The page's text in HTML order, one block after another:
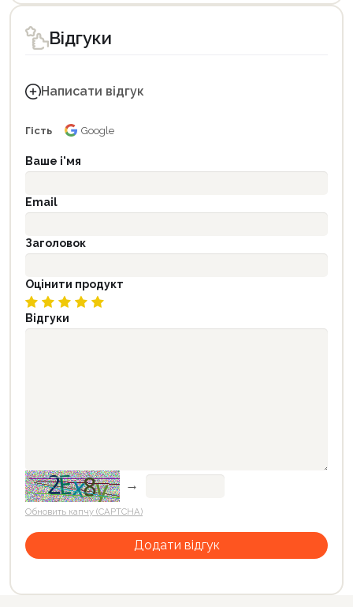
Відгуки
Написати відгук
Гість Google
Ваше і'мя
Email
Заголовок
Оцінити продукт
Відгуки
→
Обновить капчу (CAPTCHA)